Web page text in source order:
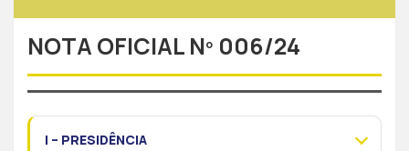
NOTA OFICIAL Nº 006/24
I – PRESIDÊNCIA